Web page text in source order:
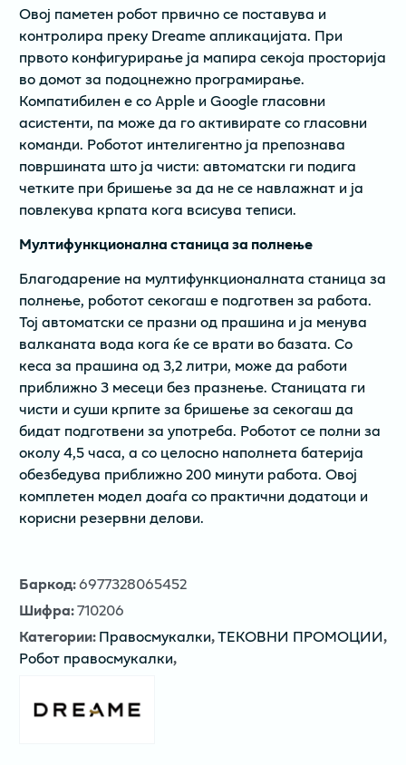
Овој паметен робот првично се поставува и
контролира преку Dreame апликацијата. При
првото конфигурирање ја мапира секоја просторија
во домот за подоцнежно програмирање.
Компатибилен е со Apple и Google гласовни
асистенти, па може да го активирате со гласовни
команди. Роботот интелигентно ја препознава
површината што ја чисти: автоматски ги подига
четките при бришење за да не се навлажнат и ја
повлекува крпата кога всисува теписи.
Мултифункционална станица за полнење
Благодарение на мултифункционалната станица за
полнење, роботот секогаш е подготвен за работа.
Тој автоматски се празни од прашина и ја менува
валканата вода кога ќе се врати во базата. Со
кеса за прашина од 3,2 литри, може да работи
приближно 3 месеци без празнење. Станицата ги
чисти и суши крпите за бришење за секогаш да
бидат подготвени за употреба. Роботот се полни за
околу 4,5 часа, а со целосно наполнета батерија
обезбедува приближно 200 минути работа. Овој
комплетен модел доаѓа со практични додатоци и
корисни резервни делови.
Баркод:6977328065452
Шифра:710206
Категории:Правосмукалки,ТЕКОВНИ ПРОМОЦИИ,
Робот правосмукалки,